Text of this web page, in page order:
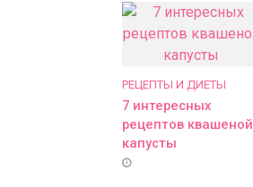
РЕЦЕПТЫ И ДИЕТЫ
7 интересных
рецептов квашеной
капусты